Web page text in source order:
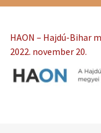
HAON – Hajdú-Bihar
2022. november 20.